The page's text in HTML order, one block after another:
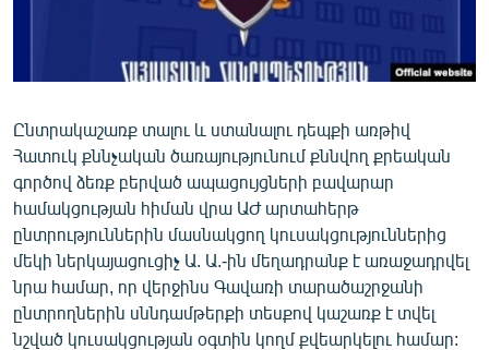
ԿՈՐՈՆԱՎԻՐՈՒՍ
ԱՐԽԻՎ
ՏԵՍԱՆՅՈՒԹԵՐ
ԲԱՆԱՎԵՃ
ՁԳՏԵԼՈՎ ԼԱՎԱԳՈՒՅՆԻՆ
ՓՈԴՔԱՍԹ
Ընտրակաշառք տալու և ստանալու դեպքի առթիվ
Հատուկ քննչական ծառայությունում քննվող քրեական
գործով ձեռք բերված ապացույցների բավարար
համակցության հիման վրա ԱԺ արտահերթ
ընտրություններին մասնակցող կուսակցություններից
մեկի ներկայացուցիչ Ա. Ա.-ին մեղադրանք է առաջադրվել
նրա համար, որ վերջինս Գավառի տարածաշրջանի
ընտրողներին սննդամթերքի տեսքով կաշառք է տվել
նշված կուսակցության օգտին կողմ քվեարկելու համար: